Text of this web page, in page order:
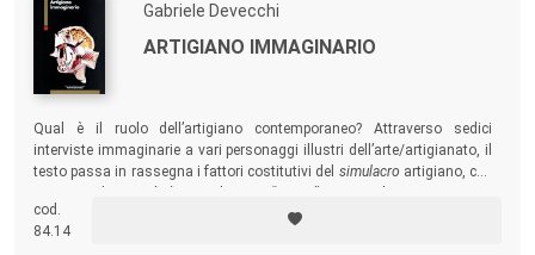
Gabriele Devecchi
ARTIGIANO IMMAGINARIO
Qual è il ruolo dell’artigiano contemporaneo? Attraverso sedici
interviste immaginarie a vari personaggi illustri dell’arte/artigianato, il
testo passa in rassegna i fattori costitutivi del simulacro artigiano, che
cod.
84.14